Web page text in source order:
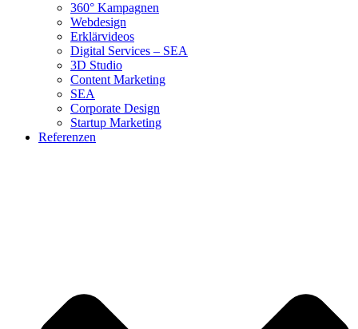
360° Kampagnen
Webdesign
Erklärvideos
Digital Services – SEA
3D Studio
Content Marketing
SEA
Corporate Design
Startup Marketing
Referenzen